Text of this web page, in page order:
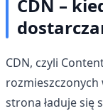
CDN –
CDN, czyli
rozmieszczonych
strona ładuje się